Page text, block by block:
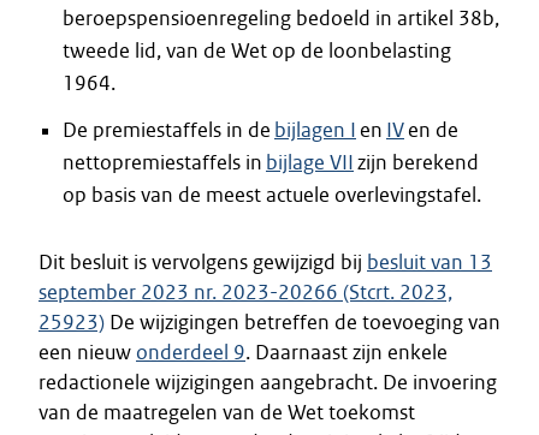
beroepspensioenregeling bedoeld in artikel 38b,
tweede lid, van de Wet op de loonbelasting
1964.
De premiestaffels in de bijlagen I en IVen de
nettopremiestaffels in bijlage VIIzijn berekend
op basis van de meest actuele overlevingstafel.
Dit besluit is vervolgens gewijzigd bij besluit van 13
september 2023 nr. 2023-20266 (Stcrt. 2023,
25923) De wijzigingen betreffen de toevoeging van
een nieuw onderdeel 9. Daarnaast zijn enkele
redactionele wijzigingen aangebracht. De invoering
van de maatregelen van de Wet toekomst